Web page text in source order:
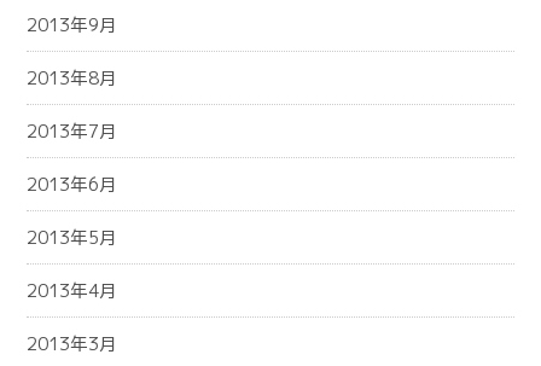
2013年9月
2013年8月
2013年7月
2013年6月
2013年5月
2013年4月
2013年3月